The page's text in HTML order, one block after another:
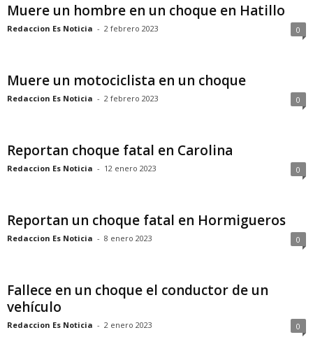
Muere un hombre en un choque en Hatillo
Redaccion Es Noticia - 2 febrero 2023 0
Muere un motociclista en un choque
Redaccion Es Noticia - 2 febrero 2023 0
Reportan choque fatal en Carolina
Redaccion Es Noticia - 12 enero 2023 0
Reportan un choque fatal en Hormigueros
Redaccion Es Noticia - 8 enero 2023 0
Fallece en un choque el conductor de un
vehículo
Redaccion Es Noticia - 2 enero 2023 0